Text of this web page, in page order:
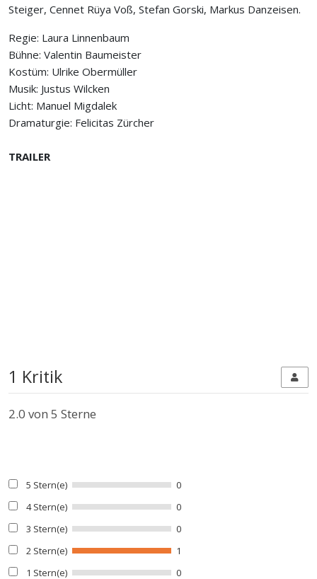
Steiger, Cennet Rüya Voß, Stefan Gorski, Markus Danzeisen.
Regie: Laura Linnenbaum
Bühne: Valentin Baumeister
Kostüm: Ulrike Obermüller
Musik: Justus Wilcken
Licht: Manuel Migdalek
Dramaturgie: Felicitas Zürcher
TRAILER
1 Kritik
2.0 von 5 Sterne
5 Stern(e)
0
4 Stern(e)
0
3 Stern(e)
0
2 Stern(e)
1
1 Stern(e)
0